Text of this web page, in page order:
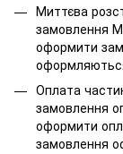
Миттєва
замовлення
оформити
Оплата
замовлення
оформити
замовлення